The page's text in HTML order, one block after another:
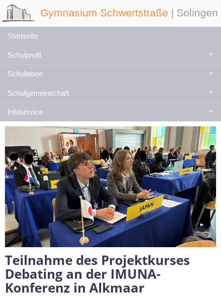
Gymnasium Schwertstraße | Solingen
Startseite
Schulprofil
Schulleben
Schulgemeinschaft
Infoservice
Teilnahme des Projektkurses
Debating an der IMUNA-
Konferenz in Alkmaar